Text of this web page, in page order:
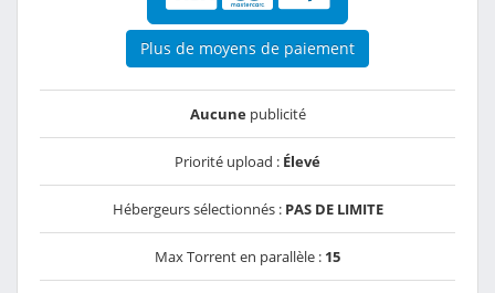
Plus de moyens de paiement
Aucunepublicité
Priorité upload : Élevé
Hébergeurs sélectionnés : PAS DE LIMITE
Max Torrent en parallèle : 15